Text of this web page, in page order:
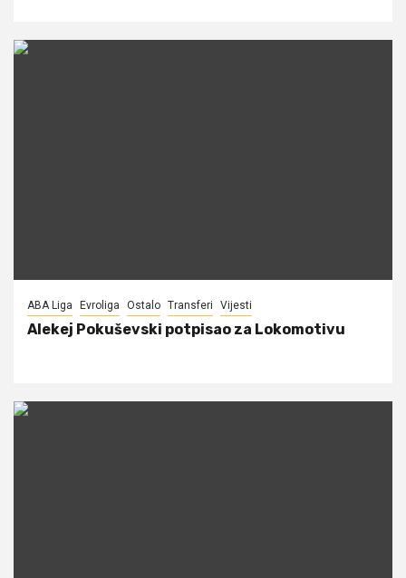
ABA Liga Evroliga Ostalo Transferi Vijesti
Alekej Pokuševski potpisao za Lokomotivu